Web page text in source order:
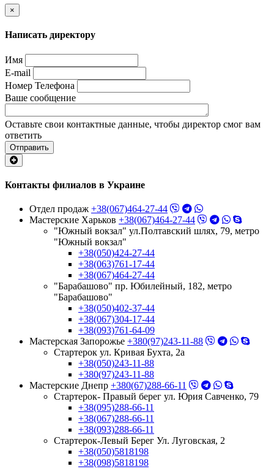
×
Написать директору
Имя
E-mail
Номер Телефона
Ваше сообщение
Оставьте свои контактные данные, чтобы директор смог вам
ответить
Отправить
Контакты филиалов в Украине
Отдел продаж +38(067)464-27-44
Мастерские Харьков +38(067)464-27-44
"Южный вокзал" ул.Полтавский шлях, 79, метро
"Южный вокзал"
+38(050)424-27-44
+38(063)761-17-44
+38(067)464-27-44
"Барабашово" пр. Юбилейный, 182, метро
"Барабашово"
+38(050)402-37-44
+38(067)304-17-44
+38(093)761-64-09
Мастерская Запорожье +380(97)243-11-88
Стартерок ул. Кривая Бухта, 2а
+38(050)243-11-88
+380(97)243-11-88
Мастерские Днепр +380(67)288-66-11
Стартерок- Правый берег ул. Юрия Савченко, 79
+38(095)288-66-11
+38(067)288-66-11
+38(093)288-66-11
Стартерок-Левый Берег Ул. Луговская, 2
+38(050)5818198
+38(098)5818198